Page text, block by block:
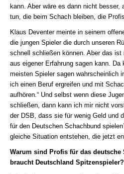
kann. Aber wäre es dann nicht
tun, die beim Schach bleiben, die
Klaus Deventer meinte in seinem
die jungen Spieler die durch unseren
schnell schließen können. Aber das
aus eigener Erfahrung sagen kann. Da
meisten Spieler sagen wahrscheinlich
ich einen Beruf ergreifen und mit
aufhören.“ Und selbst wenn diese
schließen, dann kann ich mir nicht
der DSB, dass sie für wenig Geld und
für den Deutschen Schachbund
gleiche Situation entstehen, die jetzt
Warum sind Profis für das deutsche
braucht Deutschland Spitzenspieler?